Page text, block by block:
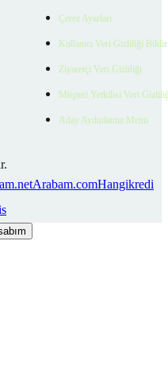
Çerez Ayarları
Kullanıcı Veri Gizliliği
Ziyaretçi Veri Gizliliği
Müşteri Yetkilisi Veri
Aday Aydınlatma Metni
Arabam.comHangikredi